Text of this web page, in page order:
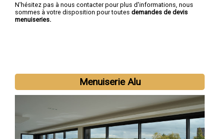
N'hésitez pas à nous contacter pour plus d'informations, nous
sommes à votre disposition pour toutes demandes de devis
menuiseries.
Nous intervenons aussi dans les villes suivantes :Vannes,
Ploemeur,Hennebont ,Pontivy
Avé,Guidel,Quéven
Menuiserie Alu